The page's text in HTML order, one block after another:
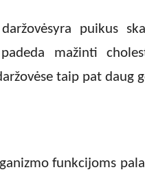
puikus
mažinti
taip pat daug
funkcijoms